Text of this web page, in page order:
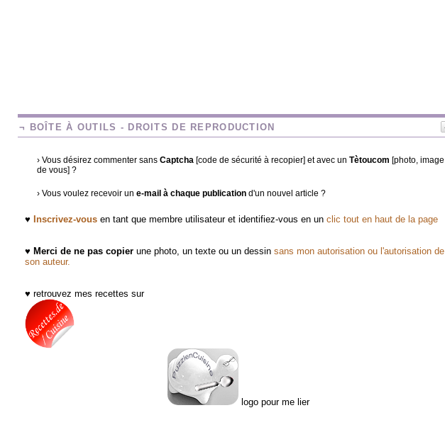
¬ BOÎTE À OUTILS - DROITS DE REPRODUCTION
› Vous désirez commenter sans Captcha [code de sécurité à recopier] et avec un Tètoucom [photo, image
de vous] ?
› Vous voulez recevoir un e-mail à chaque publication d'un nouvel article ?
♥ Inscrivez-vous en tant que membre utilisateur et identifiez-vous en un clic tout en haut de la page
♥ Merci de ne pas copier une photo, un texte ou un dessin sans mon autorisation ou l'autorisation de
son auteur.
♥ retrouvez mes recettes sur
logo pour me lier